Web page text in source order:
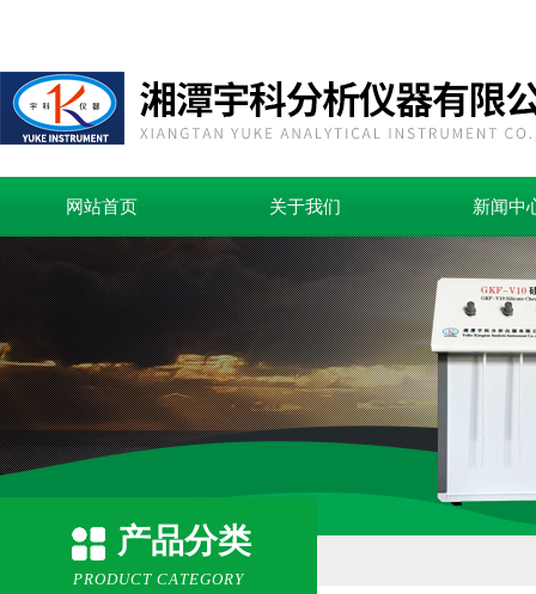
网站首页 关于我们 新闻中
产品分类
PRODUCT CATEGORY